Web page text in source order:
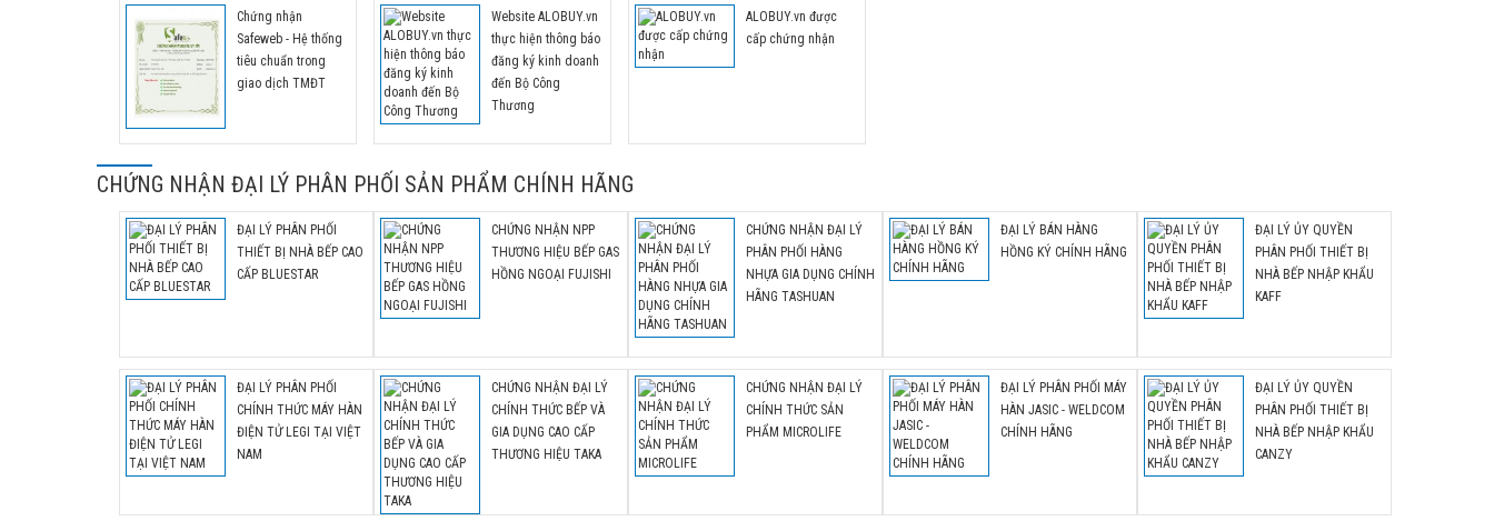
khẩu chính thức tại thị trường Việt Nam
năm lần 2 này bằng việc giảm giá từ 30 -
49% cho các sản phẩm két sắt gia đình
Chứng nhận
Safeweb - Hệ thống
tiêu chuẩn trong
giao dịch TMĐT
Website ALOBUY.vn
thực hiện thông báo
đăng ký kinh doanh
đến Bộ Công
Thương
ALOBUY.vn được
cấp chứng nhận
CHỨNG NHẬN ĐẠI LÝ PHÂN PHỐI SẢN PHẨM CHÍNH HÃNG
ĐẠI LÝ PHÂN PHỐI
THIẾT BỊ NHÀ BẾP CAO
CẤP BLUESTAR
ĐẠI LÝ PHÂN PHỐI
CHÍNH THỨC MÁY HÀN
ĐIỆN TỬ LEGI TẠI VIỆT
NAM
CHỨNG NHẬN NPP
THƯƠNG HIỆU BẾP GAS
HỒNG NGOẠI FUJISHI
CHỨNG NHẬN ĐẠI LÝ
CHÍNH THỨC BẾP VÀ
GIA DỤNG CAO CẤP
THƯƠNG HIỆU TAKA
CHỨNG NHẬN ĐẠI LÝ
PHÂN PHỐI HÀNG
NHỰA GIA DỤNG CHÍNH
HÃNG TASHUAN
CHỨNG NHẬN ĐẠI LÝ
CHÍNH THỨC SẢN
PHẨM MICROLIFE
ĐẠI LÝ BÁN HÀNG
HỒNG KÝ CHÍNH HÃNG
ĐẠI LÝ PHÂN PHỐI MÁY
HÀN JASIC - WELDCOM
CHÍNH HÃNG
ĐẠI LÝ ỦY QUYỀN
PHÂN PHỐI THIẾT BỊ
NHÀ BẾP NHẬP KHẨU
KAFF
ĐẠI LÝ ỦY QUYỀN
PHÂN PHỐI THIẾT BỊ
NHÀ BẾP NHẬP KHẨU
CANZY